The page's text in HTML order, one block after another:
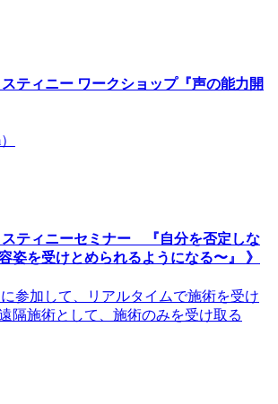
スティニー ワークショップ『声の能力開
スティニーセミナー 『自分を否定しな
姿を受けとめられるようになる〜』 》
参加して、リアルタイムで施術を受け
隔施術として、施術のみを受け取る